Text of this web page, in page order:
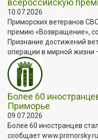
всероссийскую
10.07.2026
Приморских ветеранов
премию «Возвращение»,
Признание достижений
операции в мирной жизни
Более 60
Приморье
09.07.2026
Более 60 иностранцев
сообщает